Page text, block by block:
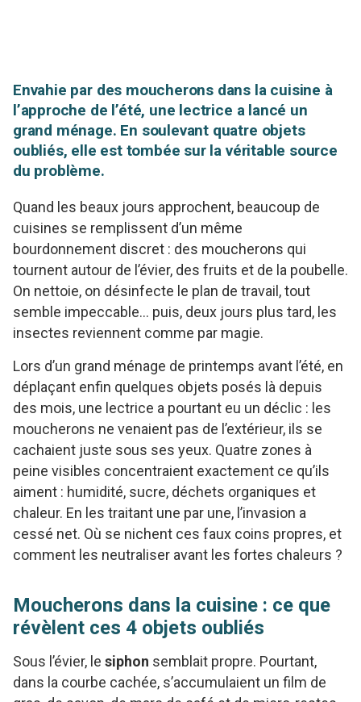
Envahie par des moucherons dans la cuisine à
l’approche de l’été, une lectrice a lancé un
grand ménage. En soulevant quatre objets
oubliés, elle est tombée sur la véritable source
du problème.
Quand les beaux jours approchent, beaucoup de
cuisines se remplissent d’un même
bourdonnement discret : des moucherons qui
tournent autour de l’évier, des fruits et de la poubelle.
On nettoie, on désinfecte le plan de travail, tout
semble impeccable… puis, deux jours plus tard, les
insectes reviennent comme par magie.
Lors d’un grand ménage de printemps avant l’été, en
déplaçant enfin quelques objets posés là depuis
des mois, une lectrice a pourtant eu un déclic : les
moucherons ne venaient pas de l’extérieur, ils se
cachaient juste sous ses yeux. Quatre zones à
peine visibles concentraient exactement ce qu’ils
aiment : humidité, sucre, déchets organiques et
chaleur. En les traitant une par une, l’invasion a
cessé net. Où se nichent ces faux coins propres, et
comment les neutraliser avant les fortes chaleurs ?
Moucherons dans la cuisine : ce que
révèlent ces 4 objets oubliés
Sous l’évier, le siphon semblait propre. Pourtant,
dans la courbe cachée, s’accumulaient un film de